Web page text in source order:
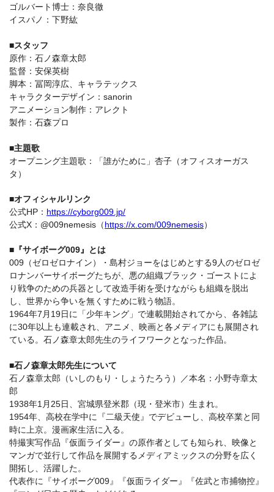
ゴルバート博士：奈良徹
イスパノ：下野紘
■スタッフ
原作：石ノ森章太郎
監督：安保英樹
脚本：冨岡淳広、キャラテックス
キャラクターデザイン：sanorin
アニメーション制作：アレクト
製作：石森プロ
■主題歌
オープニング主題歌：「誰がために」杏子（オフィスオーガス
タ）
■オフィシャルリンク
公式HP： https://cyborg009.jp/
公式X：@009nemesis（https://x.com/009nemesis）
■『サイボーグ009』とは
009（ゼロゼロナイン）・島村ジョーをはじめとする9人のゼロゼ
ロナンバーサイボーグたちが、悪の組織ブラック・ゴーストによ
り戦争のための兵器として改造手術を受けながらも組織を脱出
し、世界から争いを無くすために戦う物語。
1964年7月19日に「少年キング」で連載開始されてから、各雑誌
に30年以上も連載され、アニメ、映画と各メディアにも展開され
ている。石ノ森章太郎先生のライフワークとなった作品。
■石ノ森章太郎先生について
石ノ森章太郎（いしのもり・しょうたろう）／本名：小野寺章太
郎
1938年1月25日、宮城県登米郡（現・登米市）生まれ。
1954年、高校在学中に『二級天使』でデビューし、高校卒業と同
時に上京。漫画家生活に入る。
特撮実写作品『仮面ライダー』の原作者としても知られ、映像と
マンガで並行して作品を展開するメディアミックスの分野を広く
開拓し、活躍した。
代表作に『サイボーグ009』『仮面ライダー』『佐武と市捕物控』